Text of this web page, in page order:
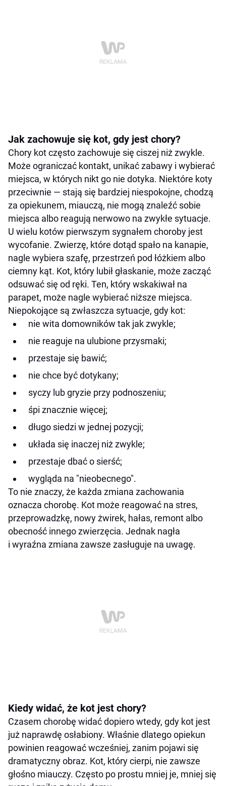
Jak zachowuje się kot, gdy jest chory?
Chory kot często zachowuje się ciszej niż zwykle.
Może ograniczać kontakt, unikać zabawy i wybierać
miejsca, w których nikt go nie dotyka. Niektóre koty
przeciwnie — stają się bardziej niespokojne, chodzą
za opiekunem, miauczą, nie mogą znaleźć sobie
miejsca albo reagują nerwowo na zwykłe sytuacje.
U wielu kotów pierwszym sygnałem choroby jest
wycofanie. Zwierzę, które dotąd spało na kanapie,
nagle wybiera szafę, przestrzeń pod łóżkiem albo
ciemny kąt. Kot, który lubił głaskanie, może zacząć
odsuwać się od ręki. Ten, który wskakiwał na
parapet, może nagle wybierać niższe miejsca.
Niepokojące są zwłaszcza sytuacje, gdy kot:
nie wita domowników tak jak zwykle;
nie reaguje na ulubione przysmaki;
przestaje się bawić;
nie chce być dotykany;
syczy lub gryzie przy podnoszeniu;
śpi znacznie więcej;
długo siedzi w jednej pozycji;
układa się inaczej niż zwykle;
przestaje dbać o sierść;
wygląda na "nieobecnego".
To nie znaczy, że każda zmiana zachowania
oznacza chorobę. Kot może reagować na stres,
przeprowadzkę, nowy żwirek, hałas, remont albo
obecność innego zwierzęcia. Jednak nagła
i wyraźna zmiana zawsze zasługuje na uwagę.
Kiedy widać, że kot jest chory?
Czasem chorobę widać dopiero wtedy, gdy kot jest
już naprawdę osłabiony. Właśnie dlatego opiekun
powinien reagować wcześniej, zanim pojawi się
dramatyczny obraz. Kot, który cierpi, nie zawsze
głośno miauczy. Często po prostu mniej je, mniej się